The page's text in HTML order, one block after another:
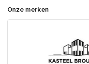
Onze merken